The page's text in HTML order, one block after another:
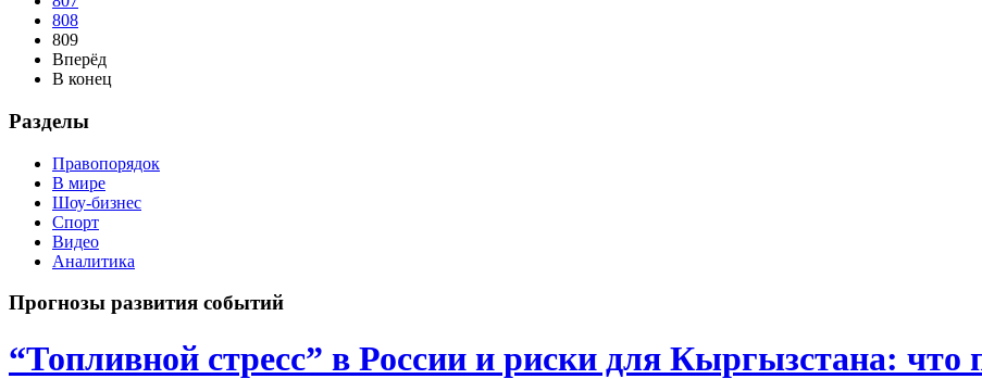
808
809
Вперёд
В конец
Разделы
Правопорядок
В мире
Шоу-бизнес
Спорт
Видео
Аналитика
Прогнозы развития событий
“Топливной стресс” в России и риски для Кыргызстана: что